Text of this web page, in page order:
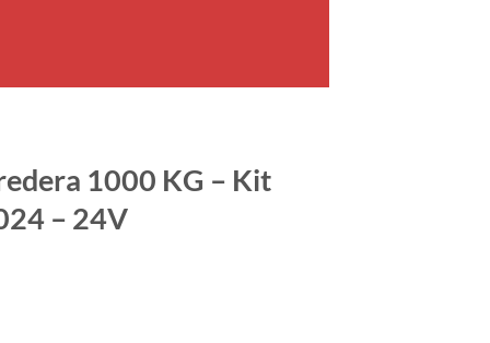
1000 KG – Kit
– 24V